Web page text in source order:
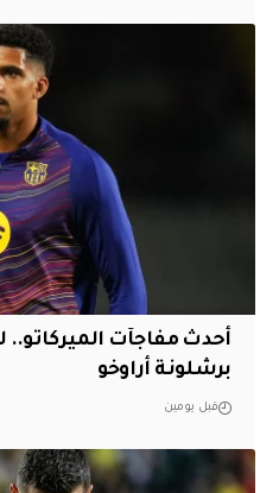
أحدث مفاجآت
برشلونة أراوخو
قبل يومين